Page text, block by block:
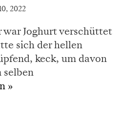
2022
war Joghurt verschüttet
sich der hellen
keck, um davon
selben
»